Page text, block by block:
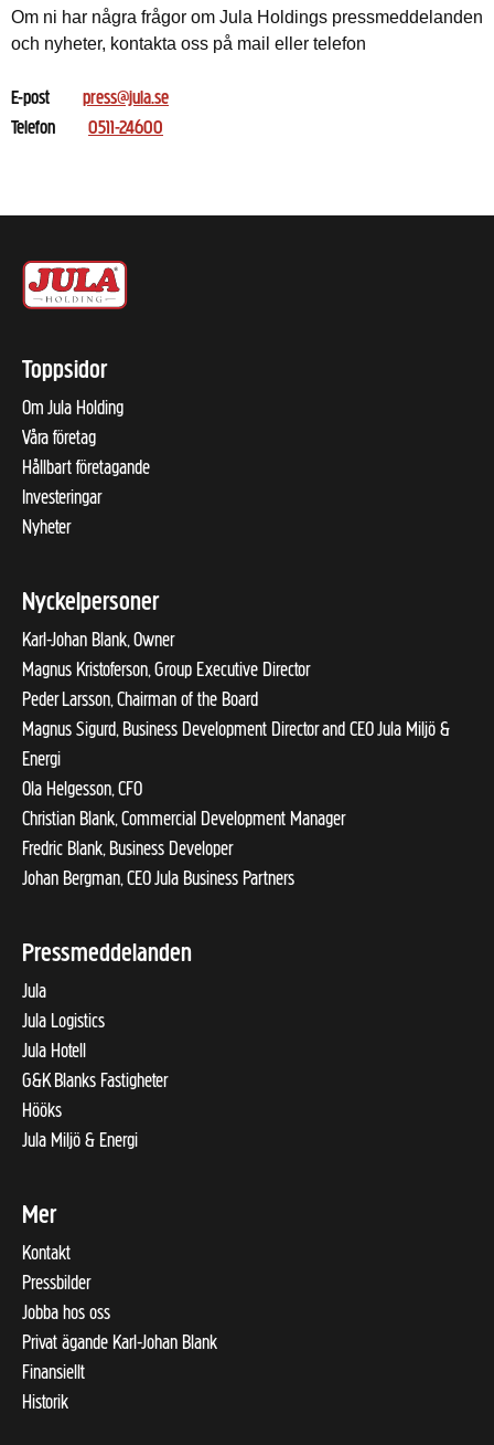
Om ni har några frågor om Jula Holdings pressmeddelanden
och nyheter, kontakta oss på mail eller telefon
E-post
press@jula.se
Telefon
0511-24600
Toppsidor
Om Jula Holding
Våra företag
Hållbart företagande
Investeringar
Nyheter
Nyckelpersoner
Karl-Johan Blank, Owner
Magnus Kristoferson, Group Executive Director
Peder Larsson, Chairman of the Board
Magnus Sigurd, Business Development Director and CEO Jula Miljö &
Energi
Ola Helgesson, CFO
Christian Blank, Commercial Development Manager
Fredric Blank, Business Developer
Johan Bergman, CEO Jula Business Partners
Pressmeddelanden
Jula
Jula Logistics
Jula Hotell
G&K Blanks Fastigheter
Hööks
Jula Miljö & Energi
Mer
Kontakt
Pressbilder
Jobba hos oss
Privat ägande Karl-Johan Blank
Finansiellt
Historik